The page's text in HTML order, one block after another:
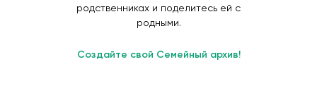
родственниках и поделитесь ей с
родными.
Создайте свой Семейный архив!